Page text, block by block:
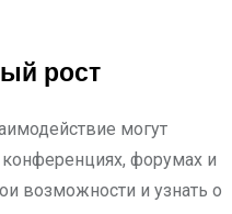
рост
могут
форумах и
возможности и узнать о